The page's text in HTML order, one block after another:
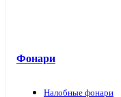
Фонари
Налобные фонари